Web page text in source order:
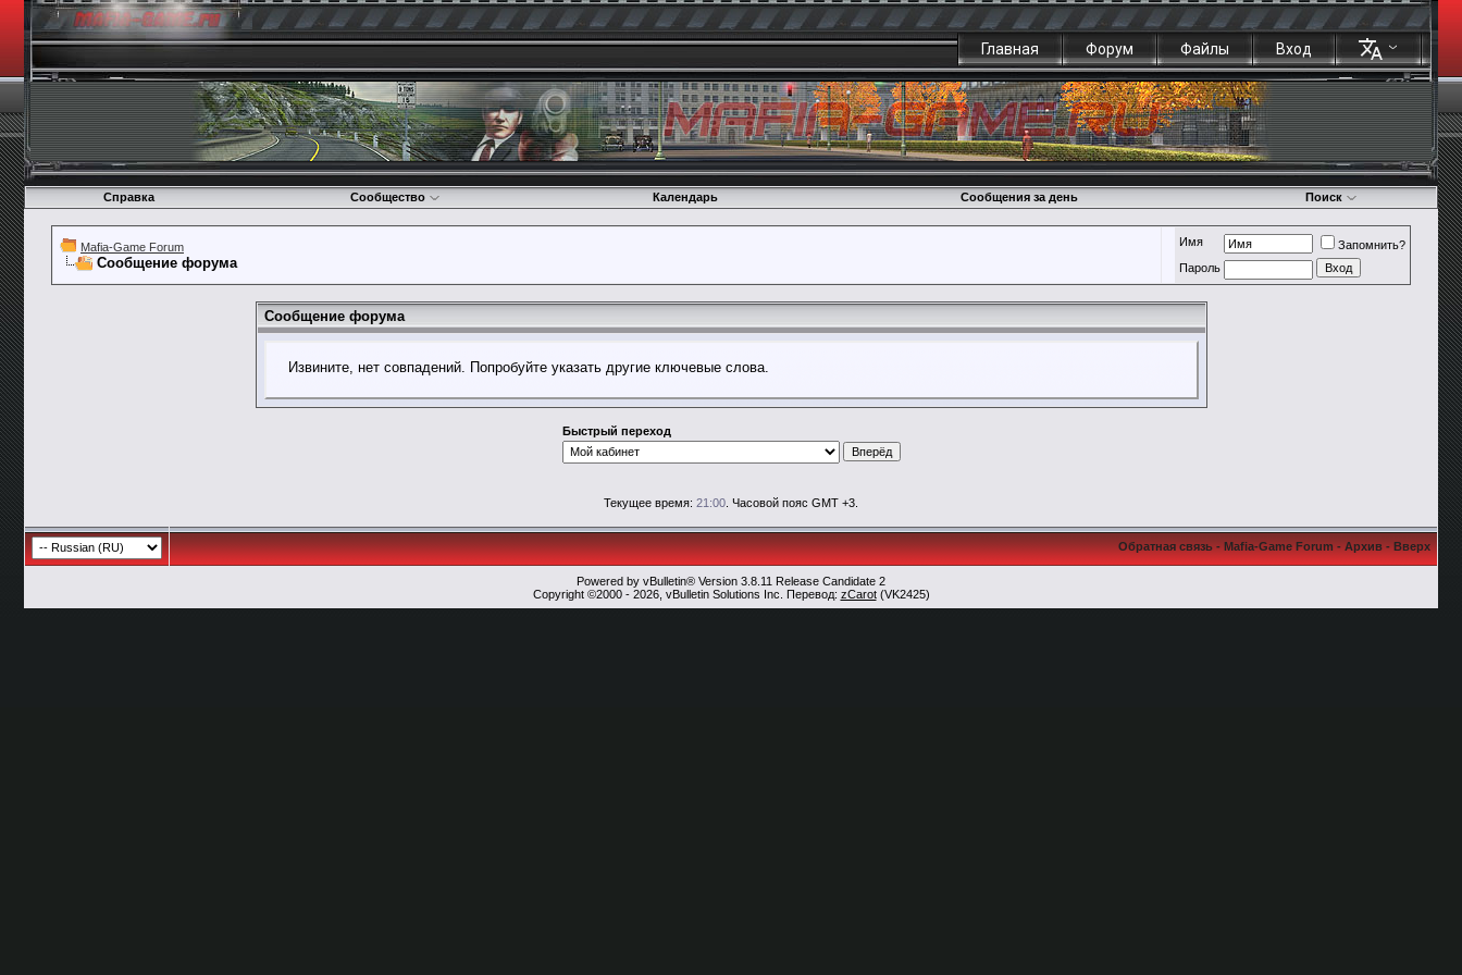
Главная Форум Файлы Вход
Справка Сообщество Календарь Сообщения за день Поиск
Mafia-Game Forum
Сообщение форума
Имя
Запомнить?
Пароль
Сообщение форума
Извините, нет совпадений. Попробуйте указать другие ключевые слова.
Быстрый переход
Текущее время: 21:00 . Часовой пояс GMT +3.
Обратная связь-Mafia-Game Forum-Архив-Вверх
Powered by vBulletin® Version 3.8.11 Release Candidate 2
Copyright ©2000 - 2026, vBulletin Solutions Inc. Перевод: zCarot(VK2425)